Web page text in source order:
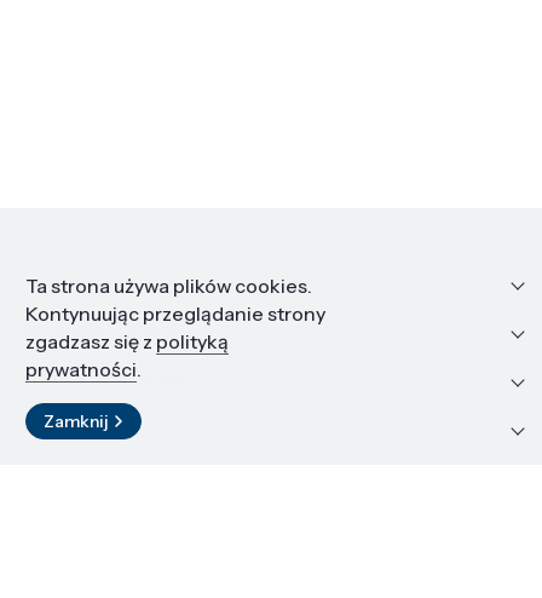
Informacje
Edukacja i kariera
Zasoby i materiały
Kontakt
Ta strona używa plików cookies.
Kontynuując przeglądanie strony
zgadzasz się z polityką
prywatności.
Zamknij